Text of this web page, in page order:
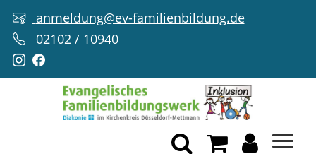
anmeldung@ev-familienbildung.de
02102 / 10940